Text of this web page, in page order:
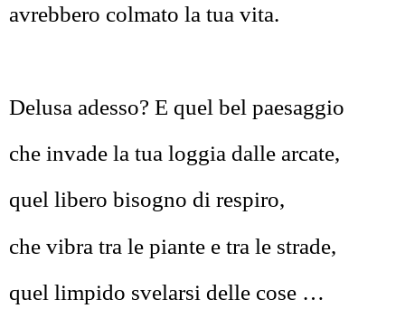
avrebbero colmato la tua vita.
Delusa adesso? E quel bel paesaggio
che invade la tua loggia dalle arcate,
quel libero bisogno di respiro,
che vibra tra le piante e tra le strade,
quel limpido svelarsi delle cose …